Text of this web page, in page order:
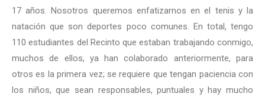
17 años. Nosotros queremos enfatizarnos en el tenis y la
natación que son deportes poco comunes. En total, tengo
110 estudiantes del Recinto que estaban trabajando conmigo,
muchos de ellos, ya han colaborado anteriormente, para
otros es la primera vez; se requiere que tengan paciencia con
los niños, que sean responsables, puntuales y hay mucho